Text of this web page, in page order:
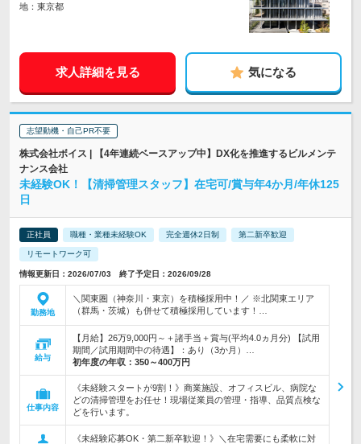
地：東京都
求人詳細を見る 気になる
志望動機・自己PR不要
株式会社ボイス | 【4年連続ベースアップ中】DX化を推進するビルメンテ
ナンス会社
未経験OK！【清掃管理スタッフ】在宅可/賞与年4か月/年休125
日
正社員 職種・業種未経験OK 完全週休2日制 第二新卒歓迎
リモートワーク可
情報更新日：2026/07/03 終了予定日：2026/09/28
勤務地
＼関東圏（神奈川・東京）を積極採用中！／ ※北関東エリア
（群馬・茨城）も併せて積極採用しています！…
給与
【月給】26万9,000円～＋諸手当＋賞与(平均4.0ヵ月分) 【試用
期間／試用期間中の待遇】：あり（3か月）…
初年度の年収： 350～400万円
仕事内容
《未経験スタートが9割！》商業施設、オフィスビル、病院な
どの清掃管理をお任せ！現場従業員の管理・指導、品質点検な
どを行います。
《未経験応募OK・第二新卒歓迎！》＼在宅需要にも柔軟に対